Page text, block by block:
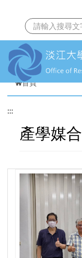
跳到主要內容
上一頁
首頁
:::
產學媒合